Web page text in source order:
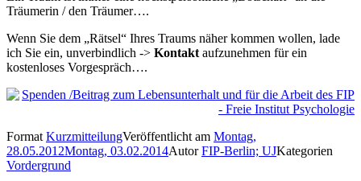
Träumerin / den Träumer….
Wenn Sie dem „Rätsel“ Ihres Traums näher kommen wollen, lade
ich Sie ein, unverbindlich -> Kontakt aufzunehmen für ein
kostenloses Vorgespräch….
Format KurzmitteilungVeröffentlicht am Montag,
28.05.2012Montag, 03.02.2014AutorFIP-Berlin; UJKategorien
Vordergrund